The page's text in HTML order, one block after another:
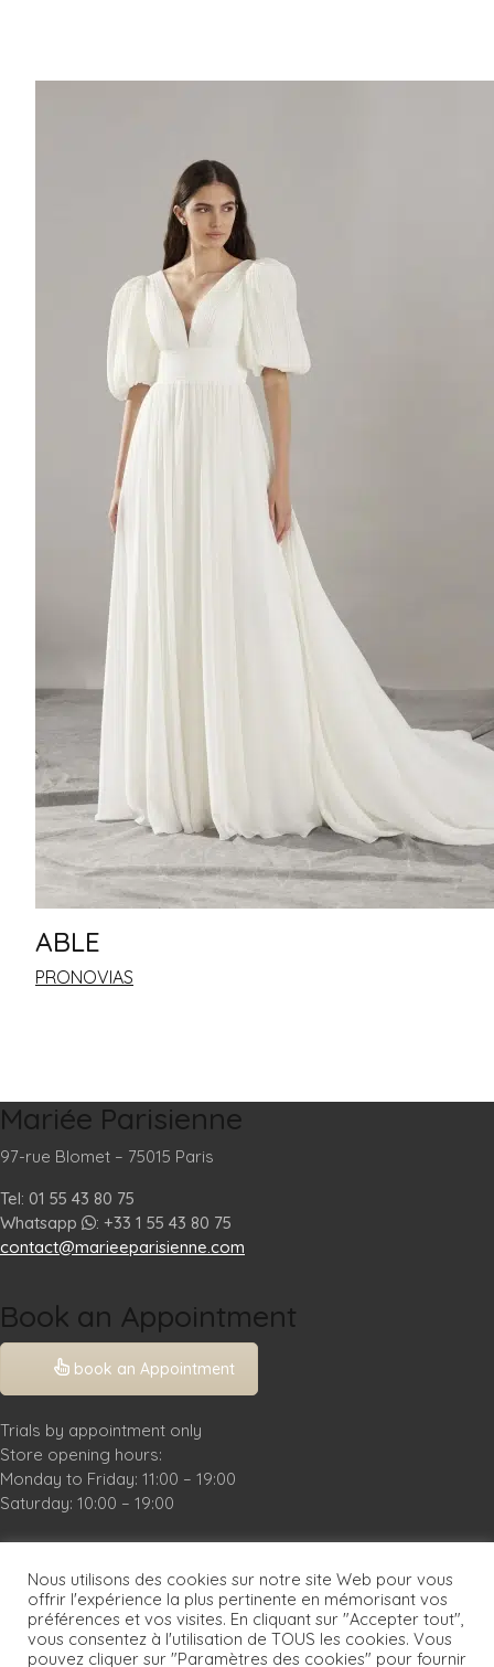
ABLE
PRONOVIAS
Mariée Parisienne
97-rue Blomet – 75015 Paris
Tel: 01 55 43 80 75
Whatsapp
: +33 1 55 43 80 75
contact@marieeparisienne.com
Book an Appointment
book an Appointment
Trials by appointment only
Store opening hours:
Monday to Friday: 11:00 – 19:00
Saturday: 10:00 – 19:00
Practical Info
Legal Notice
FAQ
Nous utilisons des cookies sur notre site Web pour vous
offrir l'expérience la plus pertinente en mémorisant vos
préférences et vos visites. En cliquant sur "Accepter tout",
vous consentez à l'utilisation de TOUS les cookies. Vous
pouvez cliquer sur "Paramètres des cookies" pour fournir